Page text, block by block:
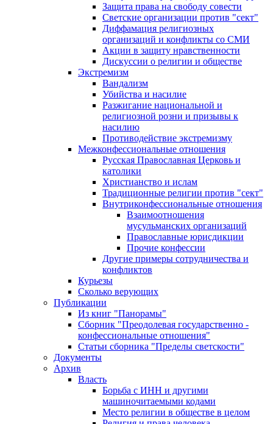
Защита права на свободу совести
Светские организации против "сект"
Диффамация религиозных
организаций и конфликты со СМИ
Акции в защиту нравственности
Дискуссии о религии и обществе
Экстремизм
Вандализм
Убийства и насилие
Разжигание национальной и
религиозной розни и призывы к
насилию
Противодействие экстремизму
Межконфессиональные отношения
Русская Православная Церковь и
католики
Христианство и ислам
Традиционные религии против "сект"
Внутриконфессиональные отношения
Взаимоотношения
мусульманских организаций
Православные юрисдикции
Прочие конфессии
Другие примеры сотрудничества и
конфликтов
Курьезы
Сколько верующих
Публикации
Из книг "Панорамы"
Сборник "Преодолевая государственно -
конфессиональные отношения"
Статьи сборника "Пределы светскости"
Документы
Архив
Власть
Борьба с ИНН и другими
машиночитаемыми кодами
Место религии в обществе в целом